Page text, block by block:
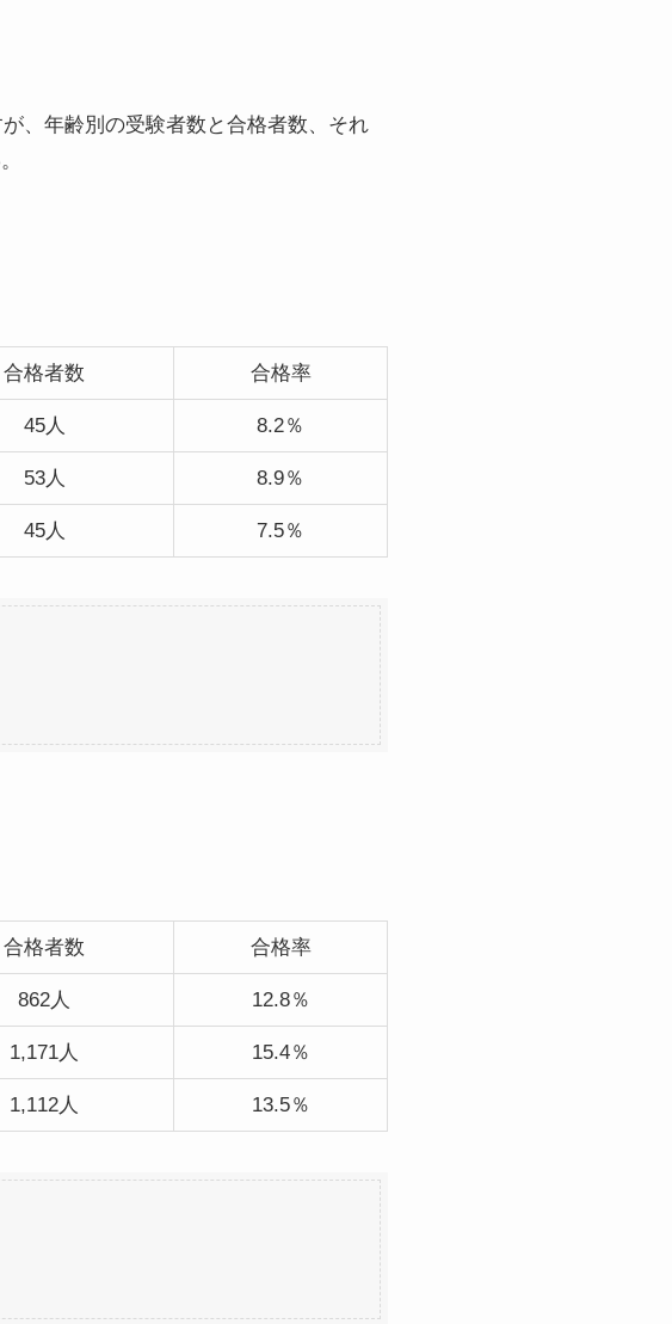
、年齢別の受験者数と合格者数、それ
合格者数 合格率
45人 8.2％
53人 8.9％
45人 7.5％
合格者数 合格率
862人 12.8％
1,171人 15.4％
1,112人 13.5％